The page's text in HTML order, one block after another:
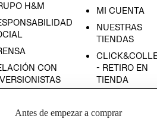
H&M
CON
MI CUENTA
NUESTRAS
TIENDAS
- RETIRO EN
TIENDA
Antes de empezar a comprar